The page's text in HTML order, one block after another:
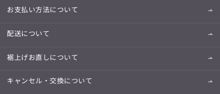
お支払い方法について
配送について
裾上げお直しについて
キャンセル・交換について